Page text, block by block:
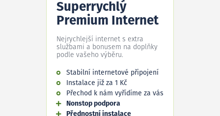
Superrychlý
Premium Internet
Nejrychlejší internet s extra
službami a bonusem na doplňky
podle vašeho výběru.
Stabilní internetové připojení
Instalace již za 1 Kč
Přechod k nám vyřídíme za vás
Nonstop podpora
Přednostní instalace